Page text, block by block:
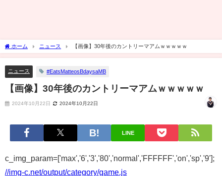
ホーム ニュース 【画像】30年後のカントリーマアムｗｗｗｗｗ
ニュース #EatsMatteosBdaysaMB
【画像】30年後のカントリーマアムｗｗｗｗｗ
2024年10月22日 2024年10月22日
LINE
c_img_param=['max','6','3','80','normal','FFFFFF','on','sp','9'];
//img-c.net/output/category/game.js